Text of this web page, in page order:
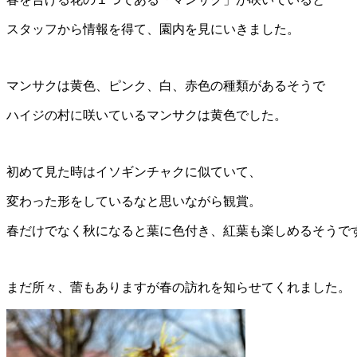
スタッフから情報を得て、園内を見にいきました。
マンサクは黄色、ピンク、白、赤色の種類があるそうで
ハイジの村に咲いているマンサクは黄色でした。
初めて見た時はイソギンチャクに似ていて、
変わった形をしているなと思いながら観賞。
春だけでなく秋になると葉に色付き、紅葉も楽しめるそうで
まだ所々、蕾もありますが春の訪れを知らせてくれました。